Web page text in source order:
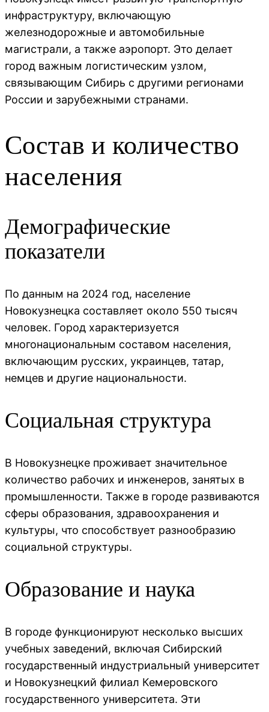
инфраструктуру, включающую
железнодорожные и автомобильные
магистрали, а также аэропорт. Это делает
город важным логистическим узлом,
связывающим Сибирь с другими регионами
России и зарубежными странами.
Состав и количество
населения
Демографические
показатели
По данным на 2024 год, население
Новокузнецка составляет около 550 тысяч
человек. Город характеризуется
многонациональным составом населения,
включающим русских, украинцев, татар,
немцев и другие национальности.
Социальная структура
В Новокузнецке проживает значительное
количество рабочих и инженеров, занятых в
промышленности. Также в городе развиваются
сферы образования, здравоохранения и
культуры, что способствует разнообразию
социальной структуры.
Образование и наука
В городе функционируют несколько высших
учебных заведений, включая Сибирский
государственный индустриальный университет
и Новокузнецкий филиал Кемеровского
государственного университета. Эти